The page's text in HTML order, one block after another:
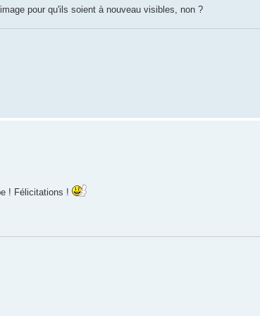
pour qu'ils soient à nouveau visibles, non ?
! Félicitations !